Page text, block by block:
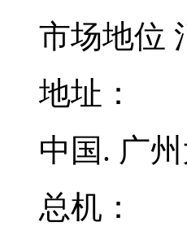
市场地位
地址：
中国. 广
总机：